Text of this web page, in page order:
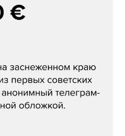
«Разрыв»